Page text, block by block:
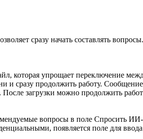
сразу начать составлять
которая упрощает переключение
сразу продолжить работу.
После загрузки можно продолжить
вопросы в поле Спросить
появляется поле для